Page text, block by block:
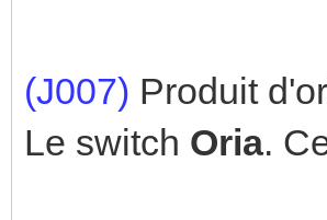
(J007) Produit
Le switch Oria.